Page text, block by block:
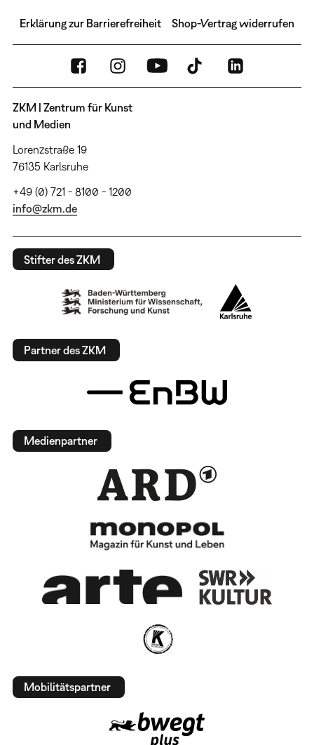
Erklärung zur Barrierefreiheit Shop-Vertrag widerrufen
ZKM | Zentrum für Kunst
und Medien
Lorenzstraße 19
76135 Karlsruhe
+49 (0) 721 - 8100 - 1200
info@zkm.de
Stifter des ZKM
Partner des ZKM
Medienpartner
Mobilitätspartner